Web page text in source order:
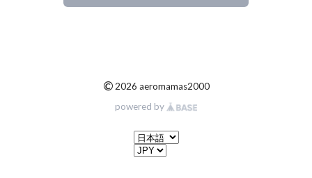
© 2026 aeromamas2000
powered by